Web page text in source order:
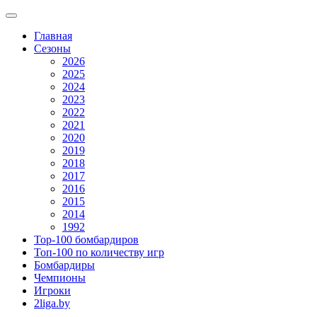
Главная
Сезоны
2026
2025
2024
2023
2022
2021
2020
2019
2018
2017
2016
2015
2014
1992
Top-100 бомбардиров
Топ-100 по количеству игр
Бомбардиры
Чемпионы
Игроки
2liga.by